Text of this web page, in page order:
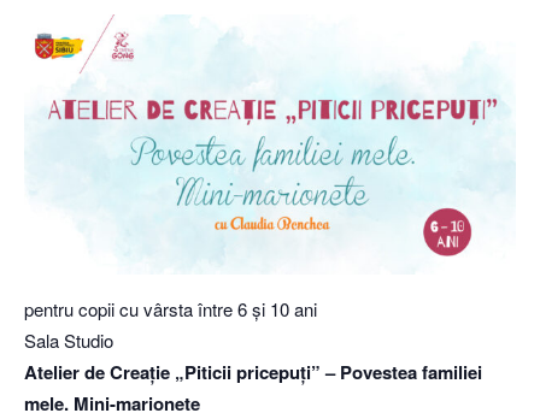
pentru copii cu vârsta între 6 și 10 ani
Sala Studio
Atelier de Creație „Piticii pricepuți” – Povestea familiei
mele. Mini-marionete